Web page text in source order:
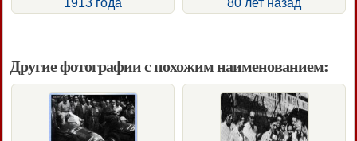
Другие фотографии с похожим наименованием: